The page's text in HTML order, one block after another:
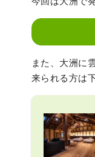
また、大洲に
来られる方は